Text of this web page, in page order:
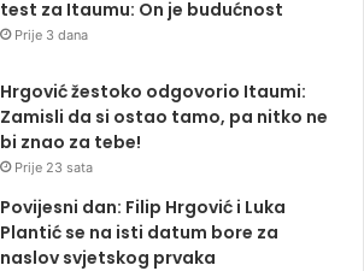
test za Itaumu: On je budućnost
Prije 3 dana
Hrgović žestoko odgovorio Itaumi:
Zamisli da si ostao tamo, pa nitko ne
bi znao za tebe!
Prije 23 sata
Povijesni dan: Filip Hrgović i Luka
Plantić se na isti datum bore za
naslov svjetskog prvaka